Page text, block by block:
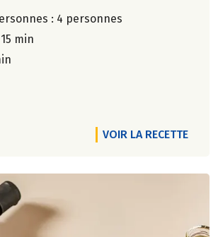
: 4 personnes
min
VOIR LA RECETTE